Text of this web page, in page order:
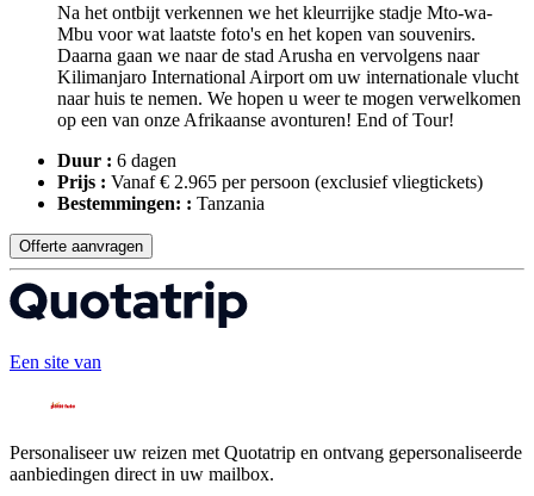
Na het ontbijt verkennen we het kleurrijke stadje Mto-wa-
Mbu voor wat laatste foto's en het kopen van souvenirs.
Daarna gaan we naar de stad Arusha en vervolgens naar
Kilimanjaro International Airport om uw internationale vlucht
naar huis te nemen. We hopen u weer te mogen verwelkomen
op een van onze Afrikaanse avonturen! End of Tour!
Duur : 6 dagen
Prijs : Vanaf € 2.965 per persoon (exclusief vliegtickets)
Bestemmingen: : Tanzania
Offerte aanvragen
Een site van
Personaliseer uw reizen met Quotatrip en ontvang gepersonaliseerde
aanbiedingen direct in uw mailbox.